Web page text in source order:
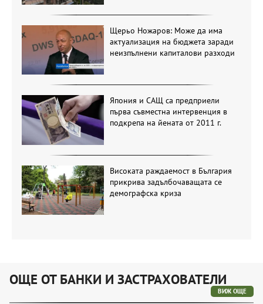
Щерьо Ножаров: Може да има
актуализация на бюджета заради
неизпълнени капиталови разходи
Япония и САЩ са предприели
първа съвместна интервенция в
подкрепа на йената от 2011 г.
Високата раждаемост в България
прикрива задълбочаващата се
демографска криза
ОЩЕ ОТ БАНКИ И ЗАСТРАХОВАТЕЛИ
ВИЖ ОЩЕ